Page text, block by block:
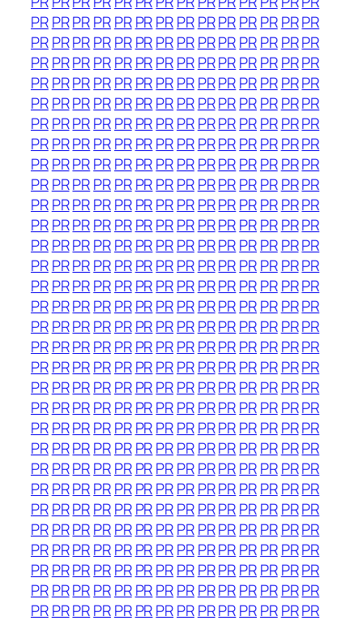
PRPRPRPRPR PRPRPRPRPRPRPR PRPR
PRPRPRPRPR PRPRPRPRPRPRPR PRPR
PRPRPRPRPR PRPRPRPRPRPRPR PRPR
PRPRPRPRPR PRPRPRPRPRPRPR PRPR
PRPRPRPRPR PRPRPRPRPRPRPR PRPR
PRPRPRPRPR PRPRPRPRPRPRPR PRPR
PRPRPRPRPR PRPRPRPRPRPRPR PRPR
PRPRPRPRPR PRPRPRPRPRPRPR PRPR
PRPRPRPRPR PRPRPRPRPRPRPR PRPR
PRPRPRPRPR PRPRPRPRPRPRPR PRPR
PRPRPRPRPR PRPRPRPRPRPRPR PRPR
PRPRPRPRPR PRPRPRPRPRPRPR PRPR
PRPRPRPRPR PRPRPRPRPRPRPR PRPR
PRPRPRPRPR PRPRPRPRPRPRPR PRPR
PRPRPRPRPR PRPRPRPRPRPRPR PRPR
PRPRPRPRPR PRPRPRPRPRPRPR PRPR
PRPRPRPRPR PRPRPRPRPRPRPR PRPR
PRPRPRPRPR PRPRPRPRPRPRPR PRPR
PRPRPRPRPR PRPRPRPRPRPRPR PRPR
PRPRPRPRPR PRPRPRPRPRPRPR PRPR
PRPRPRPRPR PRPRPRPRPRPRPR PRPR
PRPRPRPRPR PRPRPRPRPRPRPR PRPR
PRPRPRPRPR PRPRPRPRPRPRPR PRPR
PRPRPRPRPR PRPRPRPRPRPRPR PRPR
PRPRPRPRPR PRPRPRPRPRPRPR PRPR
PRPRPRPRPR PRPRPRPRPRPRPR PRPR
PRPRPRPRPR PRPRPRPRPRPRPR PRPR
PRPRPRPRPR PRPRPRPRPRPRPR PRPR
PRPRPRPRPR PRPRPRPRPRPRPR PRPR
PRPRPRPRPR PRPRPRPRPRPRPR PRPR